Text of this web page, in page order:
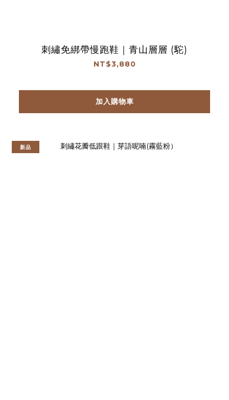
刺繡免綁帶慢跑鞋｜青山層層 (駝)
NT$3,880
加入購物車
新品